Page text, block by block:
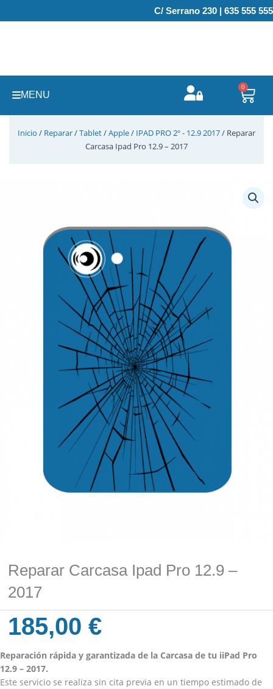
al
C/ Serrano 230 | 635 555 555
MENU
0
Inicio / Reparar/Tablet/Apple/ IPAD PRO 2º - 12.9 2017/ Reparar
Carcasa Ipad Pro 12.9 – 2017
Reparar Carcasa Ipad Pro 12.9 –
2017
185,00€
Reparación rápida y garantizada de la Carcasa de tu iiPad Pro
12.9 – 2017.
Este servicio se realiza sin cita previa en un tiempo estimado de